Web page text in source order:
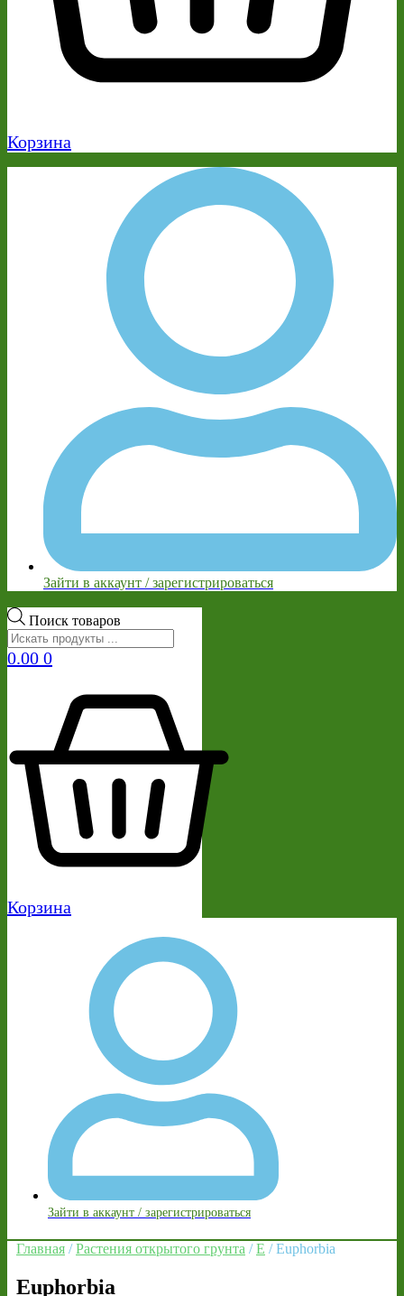
Корзина
Зайти в аккаунт / зарегистрироваться
Поиск товаров
0.00 0
Корзина
Зайти в аккаунт / зарегистрироваться
Главная /Растения открытого грунта /E / Euphorbia
Euphorbia